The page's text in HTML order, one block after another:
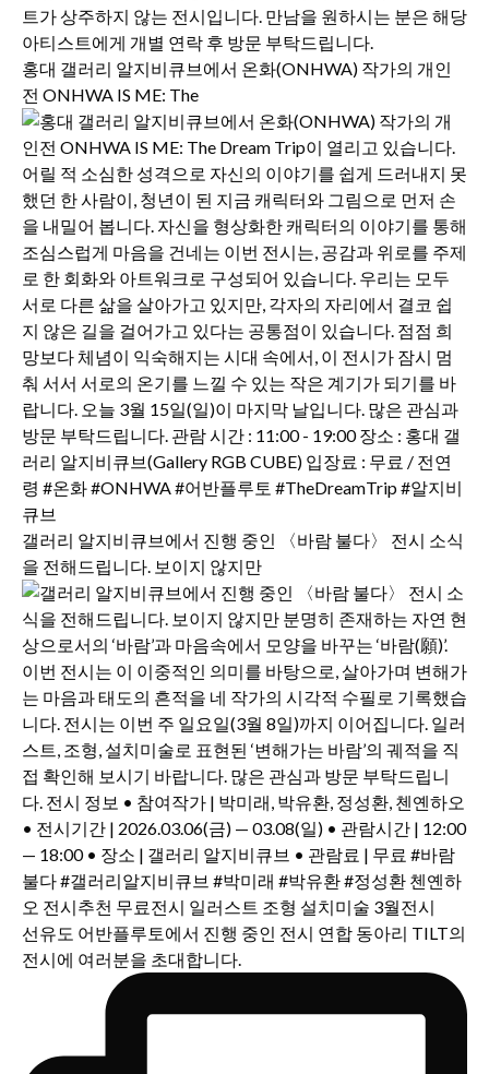
홍대 갤러리 알지비큐브에서 온화(ONHWA) 작가의 개인
전 ONHWA IS ME: The
갤러리 알지비큐브에서 진행 중인 〈바람 불다〉 전시 소식
을 전해드립니다. 보이지 않지만
선유도 어반플루토에서 진행 중인 전시 연합 동아리 TILT의
전시에 여러분을 초대합니다.